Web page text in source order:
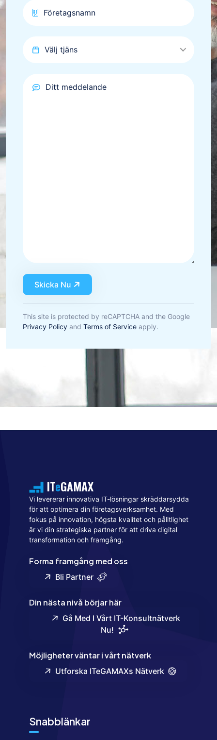
Välj tjäns
Skicka Nu
This site is protected by reCAPTCHA and the Google
Privacy Policy and Terms of Service apply.
ITeGAMAX
Vi levererar innovativa IT-lösningar skräddarsydda
för att optimera din företagsverksamhet. Med
fokus på innovation, högsta kvalitet och pålitlighet
är vi din strategiska partner för att driva digital
transformation och framgång.
Forma framgång med oss
Bli Partner
Din nästa nivå börjar här
Gå Med I Vårt IT-Konsultnätverk
Nu!
Möjligheter väntar i vårt nätverk
Utforska ITeGAMAXs Nätverk
Snabblänkar